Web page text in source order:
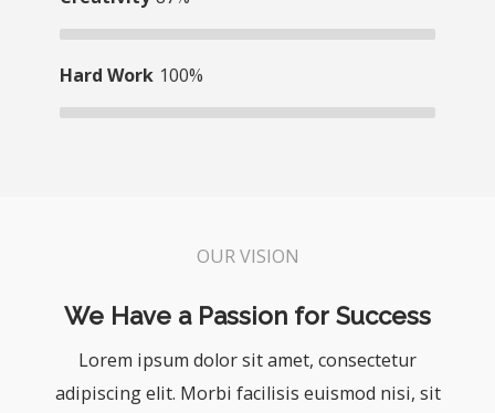
Hard Work 100%
OUR VISION
We Have a Passion for Success
Lorem ipsum dolor sit amet, consectetur
adipiscing elit. Morbi facilisis euismod nisi, sit